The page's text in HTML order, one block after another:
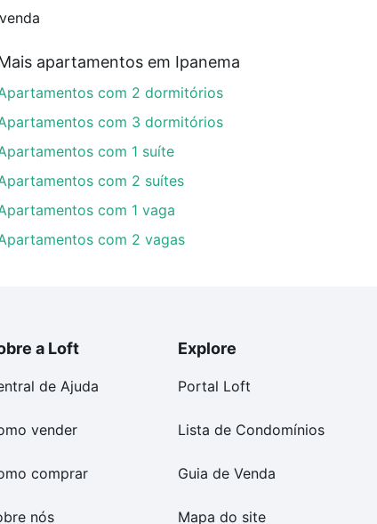
apartamentos em Ipanema
com 2 dormitórios
com 3 dormitórios
com 1 suíte
com 2 suítes
com 1 vaga
com 2 vagas
a Loft
de Ajuda
vender
comprar
nós
Explore
Portal Loft
Lista de Condomínios
Guia de Venda
Mapa do site